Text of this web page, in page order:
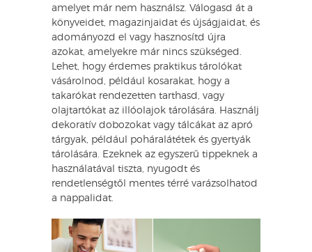
amelyet már nem használsz. Válogasd át a
könyveidet, magazinjaidat és újságjaidat, és
adományozd el vagy hasznosítd újra
azokat, amelyekre már nincs szükséged.
Lehet, hogy érdemes praktikus tárolókat
vásárolnod, például kosarakat, hogy a
takarókat rendezetten tarthasd, vagy
olajtartókat az illóolajok tárolására. Használj
dekoratív dobozokat vagy tálcákat az apró
tárgyak, például poháralátétek és gyertyák
tárolására. Ezeknek az egyszerű tippeknek a
használatával tiszta, nyugodt és
rendetlenségtől mentes térré varázsolhatod
a nappalidat.